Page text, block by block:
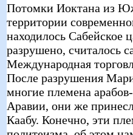
Потомки Иоктана из
территории
находилось Сабейское
разрушено, считалось
Международная
После разрушения
многие племена
Аравии, они же
Каабу. Конечно, эти